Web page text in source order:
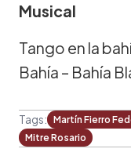
Musical
Tango en la
Bahía – Bahía
Tags: Martín Fierro
Mitre Rosario